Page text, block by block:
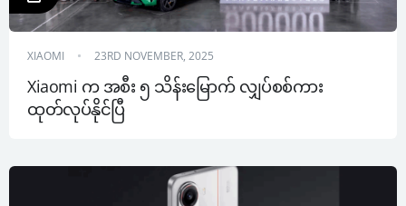
XIAOMI 23RD NOVEMBER, 2025
Xiaomi က အစီး ၅ သိန်းမြောက် လျှပ်စစ်ကား
ထုတ်လုပ်နိုင်ပြီ